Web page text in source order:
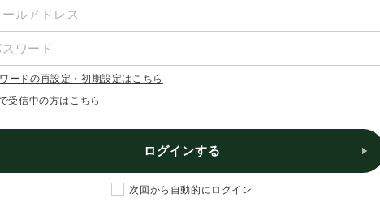
ードの再設定・初期設定はこちら
受信中の方はこちら
ログインする
次回から自動的にログイン